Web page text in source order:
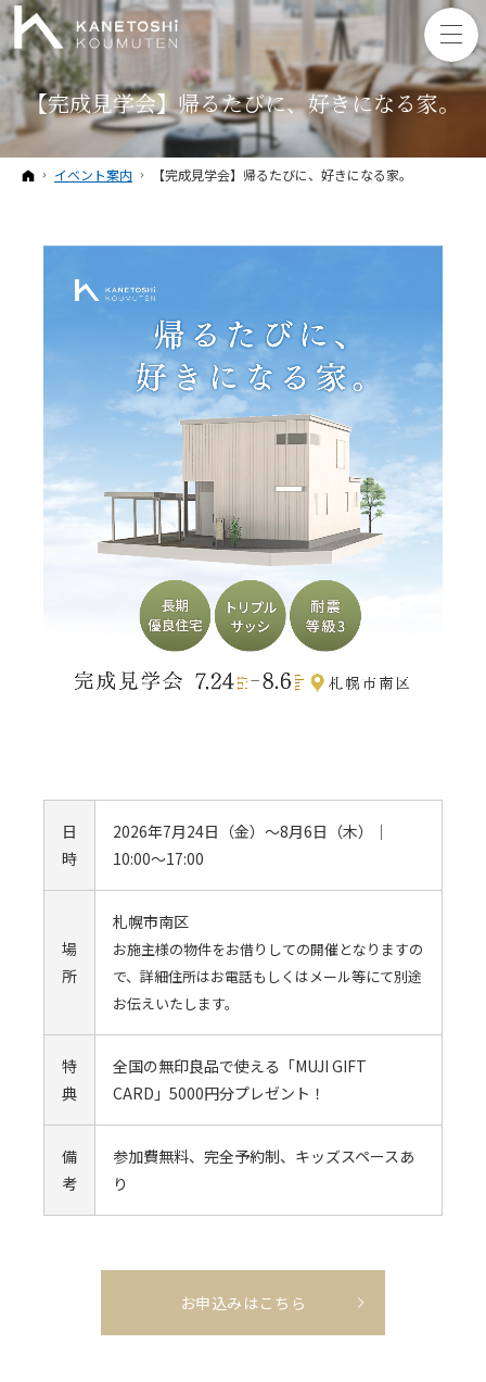
【完成見学会】帰るたびに、好きになる家。
ホーム
イベント案内 【完成見学会】帰るたびに、好きになる家。
日
時
2026年7月24日（金）～8月6日（木）｜
10:00～17:00
場
所
札幌市南区
お施主様の物件をお借りしての開催となりますの
で、詳細住所はお電話もしくはメール等にて別途
お伝えいたします。
特
典
全国の無印良品で使える「MUJI GIFT
CARD」5000円分プレゼント！
備
考
参加費無料、完全予約制、キッズスペースあ
り
お申込みはこちら